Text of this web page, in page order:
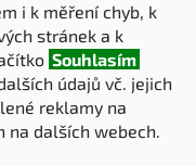
i k měření chyb, k
stránek a k
Souhlasím
údajů vč. jejich
reklamy na
na dalších webech.
informace o nových